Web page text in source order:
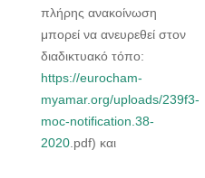
πλήρης ανακοίνωση
μπορεί να ανευρεθεί στον
διαδικτυακό τόπο:
https://eurocham-
myamar.org/uploads/239f3-
moc-notification.38-
2020 .pdf) και